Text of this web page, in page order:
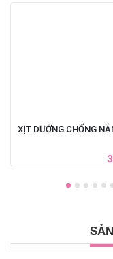
XỊT DƯỠNG CHỐNG